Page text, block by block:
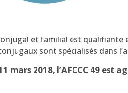
et familial est qualifiante
sont spécialisés dans
mars 2018, l’AFCCC 49 est